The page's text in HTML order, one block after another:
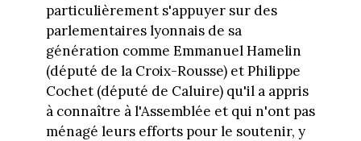
particulièrement s'appuyer sur des
parlementaires lyonnais de sa
génération comme Emmanuel Hamelin
(député de la Croix-Rousse) et Philippe
Cochet (député de Caluire) qu'il a appris
à connaître à l'Assemblée et qui n'ont pas
ménagé leurs efforts pour le soutenir, y